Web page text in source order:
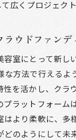
美容室のフ
応援し
リアル
支援者
イベン
コミ
クラウドフ
広くプロジェク
ウドファンデ
室にとって新
な方法で行える
を活かし、ク
プラットフォー
はより柔軟に、
のようにして未